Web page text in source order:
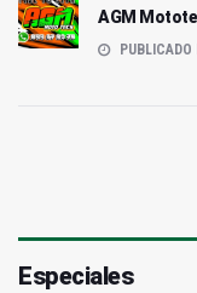
AGM
Especiales